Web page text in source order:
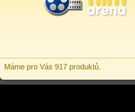
Máme pro Vás 917 produktů.